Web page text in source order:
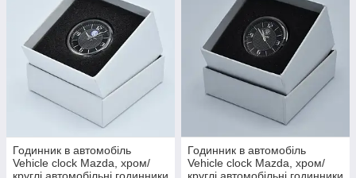
Годинник в автомобіль
Vehicle clock Mazda, хром/
Годинник в автомобіль
Vehicle clock Mazda, хром/